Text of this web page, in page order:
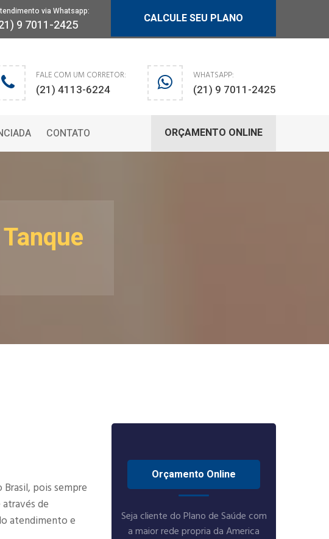
via Whatsapp:
9 7011-2425 CALCULE SEU PLANO
FALE COM UM CORRETOR:
(21) 4113-6224
WHATSAPP:
(21) 9 7011-2425
CONTATO ORÇAMENTO ONLINE
Brasil, pois sempre
de
atendimento e
Orçamento Online
Seja cliente do Plano de Saúde com
a maior rede propria da America